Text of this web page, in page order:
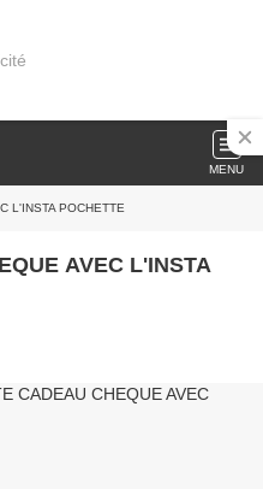
MENU
L'INSTA POCHETTE
AVEC L'INSTA